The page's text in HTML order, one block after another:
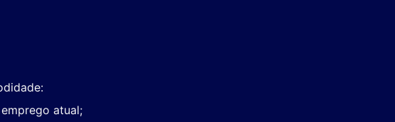
atual;